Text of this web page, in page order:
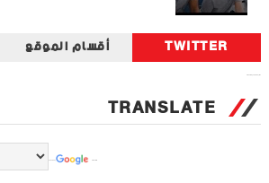
TWITTER أقسام الموقع
TRANSLATE